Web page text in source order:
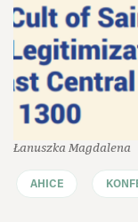
Łanuszka Magdalena
AHICE